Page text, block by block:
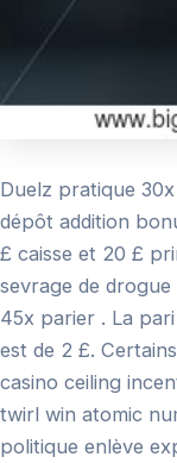
Duelz pratique
dépôt addition
£ caisse et 20 £
sevrage de
45x parier . La
est de 2 £.
casino ceiling
twirl win atomic
politique enlève